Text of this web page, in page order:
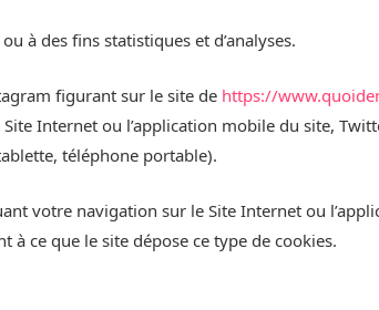
à des fins statistiques et d’analyses.
figurant sur le site de https://
Internet ou l’application mobile du site,
téléphone portable).
votre navigation sur le Site Internet ou
ce que le site dépose ce type de cookies.